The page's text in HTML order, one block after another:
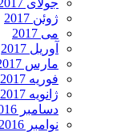
ژوئن 2017
می 2017
آوریل 2017
مارس 2017
فوریه 2017
ژانویه 2017
دسامبر 2016
نوامبر 2016